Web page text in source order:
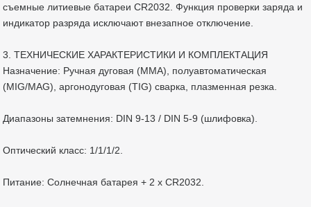
съемные литиевые батареи CR2032. Функция проверки заряда и
индикатор разряда исключают внезапное отключение.
3. ТЕХНИЧЕСКИЕ ХАРАКТЕРИСТИКИ И КОМПЛЕКТАЦИЯ
Назначение: Ручная дуговая (MMA), полуавтоматическая
(MIG/MAG), аргонодуговая (TIG) сварка, плазменная резка.
Диапазоны затемнения: DIN 9-13 / DIN 5-9 (шлифовка).
Оптический класс: 1/1/1/2.
Питание: Солнечная батарея + 2 x CR2032.